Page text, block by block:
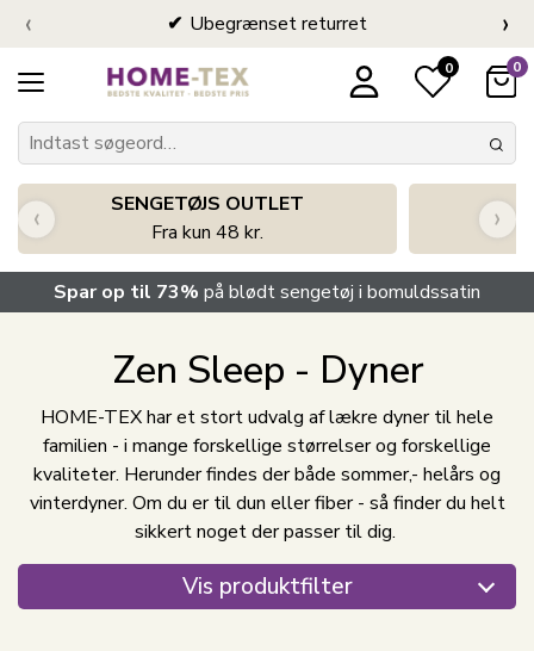
Ubegrænset returret
‹ ›
0 0
SENGETØJS OUTLET
Fra kun 48 kr.
‹ ›
Spar op til 73% på blødt sengetøj i bomuldssatin
Zen Sleep - Dyner
HOME-TEX har et stort udvalg af lækre dyner til hele
familien - i mange forskellige størrelser og forskellige
kvaliteter. Herunder findes der både sommer,- helårs og
vinterdyner. Om du er til dun eller fiber - så finder du helt
sikkert noget der passer til dig.
Vis produktfilter